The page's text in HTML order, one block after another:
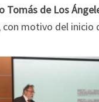
Tomás de Los
motivo del inicio